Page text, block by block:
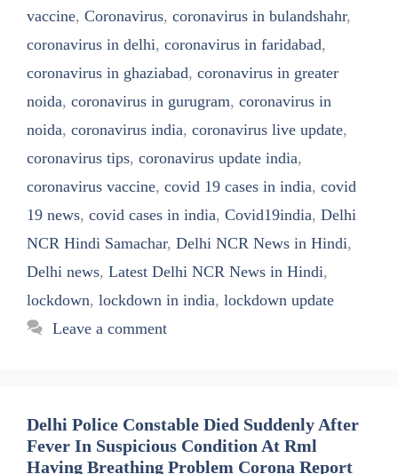
vaccine, Coronavirus, coronavirus in bulandshahr,
coronavirus in delhi, coronavirus in faridabad,
coronavirus in ghaziabad, coronavirus in greater
noida, coronavirus in gurugram, coronavirus in
noida, coronavirus india, coronavirus live update,
coronavirus tips, coronavirus update india,
coronavirus vaccine, covid 19 cases in india, covid
19 news, covid cases in india, Covid19india, Delhi
NCR Hindi Samachar, Delhi NCR News in Hindi,
Delhi news, Latest Delhi NCR News in Hindi,
lockdown, lockdown in india, lockdown update
Leave a comment
Delhi Police Constable Died Suddenly After
Fever In Suspicious Condition At Rml
Having Breathing Problem Corona Report